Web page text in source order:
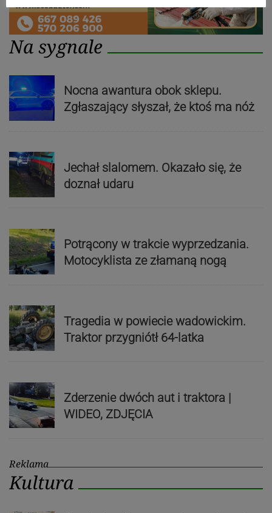
Na sygnale
Nocna awantura obok sklepu.
Zgłaszający słyszał, że ktoś ma nóż
Jechał slalomem. Okazało się, że
doznał udaru
Potrącony w trakcie wyprzedzania.
Motocyklista ze złamaną nogą
Tragedia w powiecie wadowickim.
Traktor przygniótł 64-latka
Zderzenie dwóch aut i traktora |
WIDEO, ZDJĘCIA
Reklama
Kultura